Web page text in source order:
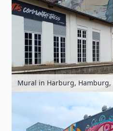
Mural in Harburg, Hamburg,